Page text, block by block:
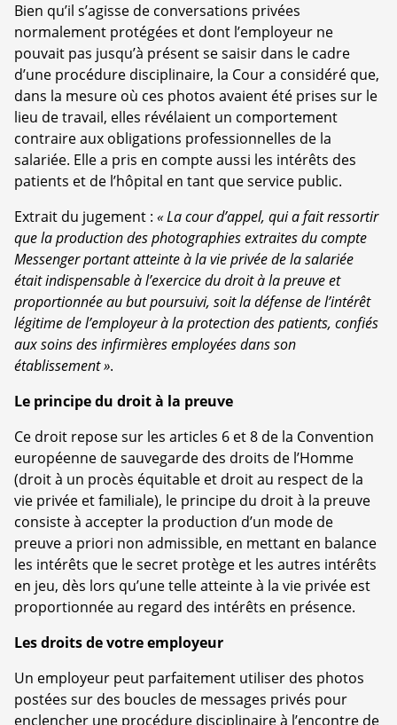
Bien qu’il s’agisse de conversations privées
normalement protégées et dont l’employeur ne
pouvait pas jusqu’à présent se saisir dans le cadre
d’une procédure disciplinaire, la Cour a considéré que,
dans la mesure où ces photos avaient été prises sur le
lieu de travail, elles révélaient un comportement
contraire aux obligations professionnelles de la
salariée. Elle a pris en compte aussi les intérêts des
patients et de l’hôpital en tant que service public.
Extrait du jugement : « La cour d’appel, qui a fait ressortir
que la production des photographies extraites du compte
Messenger portant atteinte à la vie privée de la salariée
était indispensable à l’exercice du droit à la preuve et
proportionnée au but poursuivi, soit la défense de l’intérêt
légitime de l’employeur à la protection des patients, confiés
aux soins des infirmières employées dans son
établissement ».
Le principe du droit à la preuve
Ce droit repose sur les articles 6 et 8 de la Convention
européenne de sauvegarde des droits de l’Homme
(droit à un procès équitable et droit au respect de la
vie privée et familiale), le principe du droit à la preuve
consiste à accepter la production d’un mode de
preuve a priori non admissible, en mettant en balance
les intérêts que le secret protège et les autres intérêts
en jeu, dès lors qu’une telle atteinte à la vie privée est
proportionnée au regard des intérêts en présence.
Les droits de votre employeur
Un employeur peut parfaitement utiliser des photos
postées sur des boucles de messages privés pour
enclencher une procédure disciplinaire à l’encontre de